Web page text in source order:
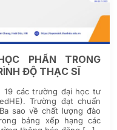
PHẦN TRONG
ĐỘ THẠC SĨ
19 các trường đại học tư
Trường đạt chuẩn
sao về chất lượng đào
bảng xếp hạng các